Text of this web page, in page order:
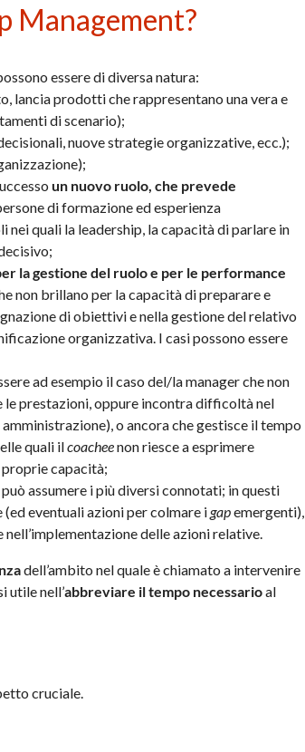
Management?
essere di diversa natura:
lancia prodotti che rappresentano una vera e
di scenario);
nuove strategie organizzative, ecc.);
un nuovo ruolo, che prevede
di formazione ed esperienza
quali la leadership, la capacità di parlare in
la gestione del ruolo e per le performance
non brillano per la capacità di preparare e
di obiettivi e nella gestione del relativo
organizzativa. I casi possono essere
ad esempio il caso del/la manager che non
prestazioni, oppure incontra difficoltà nel
o ancora che gestisce il tempo
quali ilcoacheenon riesce a esprimere
capacità;
può assumere i più diversi connotati; in questi
eventuali azioni per colmare igapemergenti),
delle azioni relative.
dell’ambito nel quale è chiamato a intervenire
utile nell’abbreviare il tempo necessarioal
cruciale.